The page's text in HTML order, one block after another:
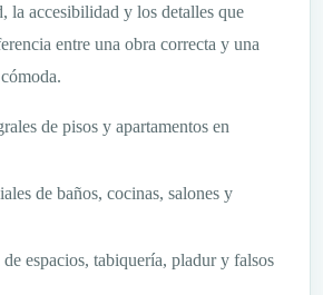
la accesibilidad y los detalles que
entre una obra correcta y una
de pisos y apartamentos en
de baños, cocinas, salones y
espacios, tabiquería, pladur y falsos